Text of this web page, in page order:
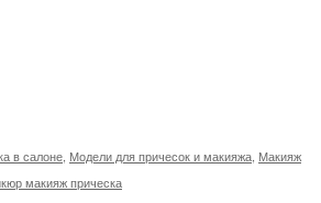
в салоне Модели для причесок и макияжа Макияж
макияж прическа